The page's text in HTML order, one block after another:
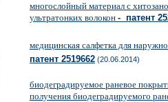
многослойный материал с
ультратонких волокон - патент
медицинская салфетка для
патент 2519662 (20.06.2014)
биодеградируемое раневое
получения биодеградируемого